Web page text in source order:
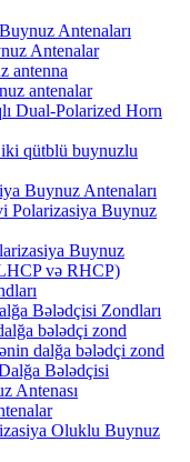
Antenaları
Antenalar
antenna
antenalar
Dual-Polarized Horn
qütblü buynuzlu
Buynuz Antenaları
Polarizasiya Buynuz
Buynuz
və RHCP)
Bələdçisi Zondları
bələdçi zond
dalğa bələdçi zond
Bələdçisi
Antenası
Oluklu Buynuz